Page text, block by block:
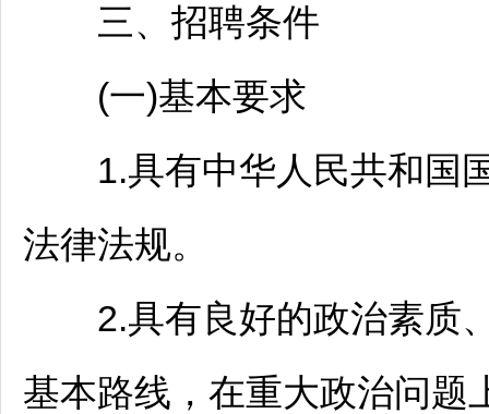
三、 招聘条件
(一)基本要求
1.具有中华人民共和国国
法律法规。
2.具有良好的政治素质、
基本路线，在重大政治问题